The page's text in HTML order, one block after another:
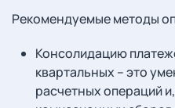
Рекомендуемые методы
Консолидацию
квартальных – это
расчетных операций